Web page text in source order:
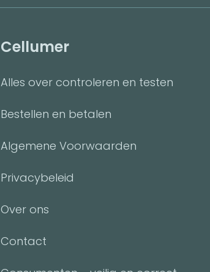
Cellumer
Alles over controleren en testen
Bestellen en betalen
Algemene Voorwaarden
Privacybeleid
Over ons
Contact